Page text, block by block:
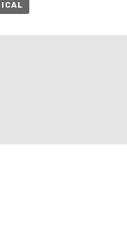
ICAL